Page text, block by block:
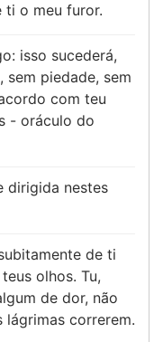
ti o meu furor.
isso sucederá,
sem piedade, sem
com teu
- oráculo do
dirigida nestes
de ti
olhos. Tu,
de dor, não
lágrimas correrem.